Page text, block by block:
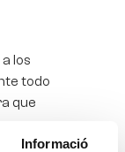
Informació
los
todo
que